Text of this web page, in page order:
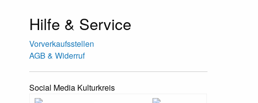
Hilfe & Service
Vorverkaufsstellen
AGB & Widerruf
Social Media Kulturkreis